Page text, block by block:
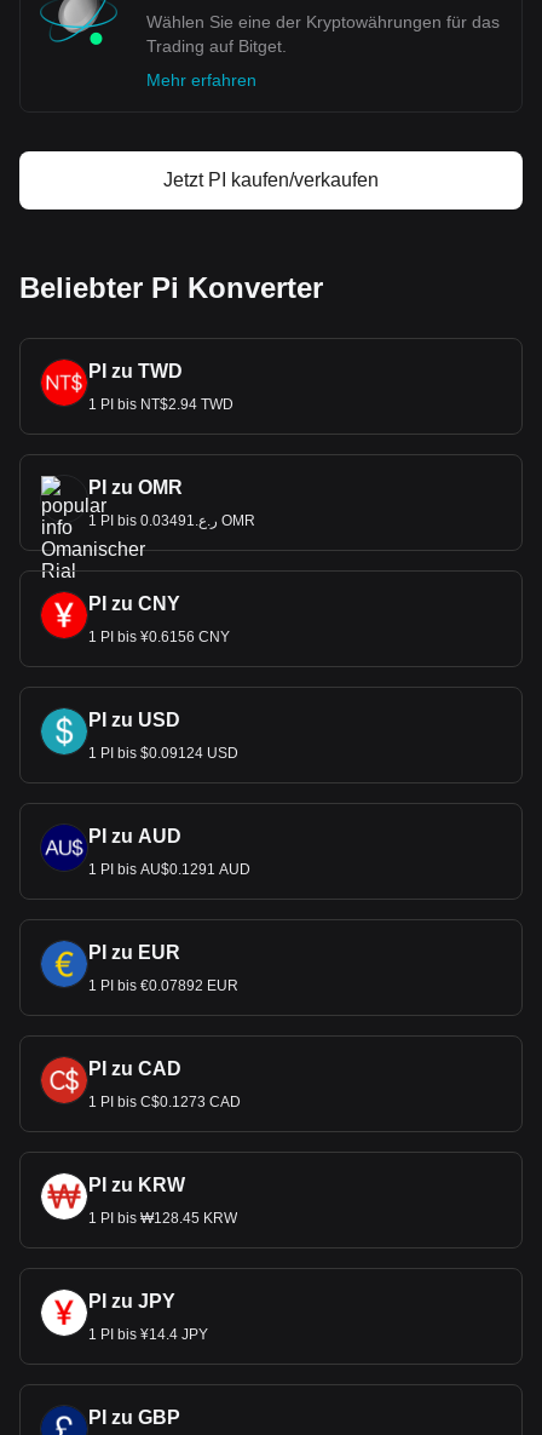
Wählen Sie eine der Kryptowährungen für das
Trading auf Bitget.
Mehr erfahren
Jetzt PI kaufen/verkaufen
Beliebter Pi Konverter
PI zu TWD
1 PI bis NT$2.94 TWD
PI zu OMR
1 PI bis ر.ع.0.03491 OMR
PI zu CNY
1 PI bis ¥0.6156 CNY
PI zu USD
1 PI bis $0.09124 USD
PI zu AUD
1 PI bis AU$0.1291 AUD
PI zu EUR
1 PI bis €0.07892 EUR
PI zu CAD
1 PI bis C$0.1273 CAD
PI zu KRW
1 PI bis ₩128.45 KRW
PI zu JPY
1 PI bis ¥14.4 JPY
PI zu GBP